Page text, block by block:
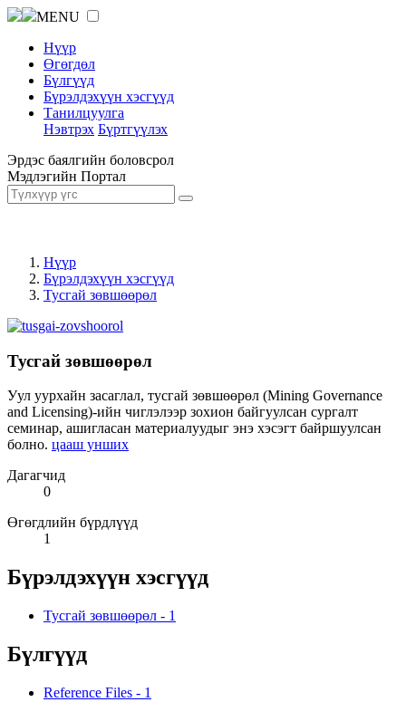
MENU
Нүүр
Өгөгдөл
Бүлгүүд
Бүрэлдэхүүн хэсгүүд
Танилцуулга
Нэвтрэх Бүртгүүлэх
Эрдэс баялгийн боловсрол
Мэдлэгийн Портал
Нүүр
Бүрэлдэхүүн хэсгүүд
Тусгай зөвшөөрөл
Тусгай зөвшөөрөл
Уул уурхайн засаглал, тусгай зөвшөөрөл (Mining Governance
and Licensing)-ийн чиглэлээр зохион байгуулсан сургалт
семинар, ашигласан материалуудыг энэ хэсэгт байршуулсан
болно. цааш унших
Дагагчид
0
Өгөгдлийн бүрдлүүд
1
Бүрэлдэхүүн хэсгүүд
Тусгай зөвшөөрөл - 1
Бүлгүүд
Reference Files - 1